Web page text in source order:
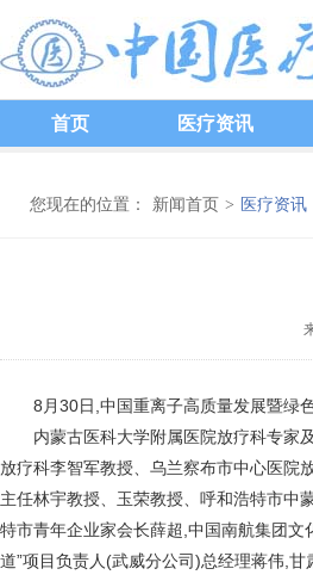
首页 医疗资讯
您现在的位置： 新闻首页 > 医疗资讯
8月30日,中国重离子高质量发展暨绿色
内蒙古医科大学附属医院放疗科专家及
放疗科李智军教授、乌兰察布市中心医院
主任林宇教授、玉荣教授、呼和浩特市中
特市青年企业家会长薛超,中国南航集团
道”项目负责人(武威分公司)总经理蒋伟,